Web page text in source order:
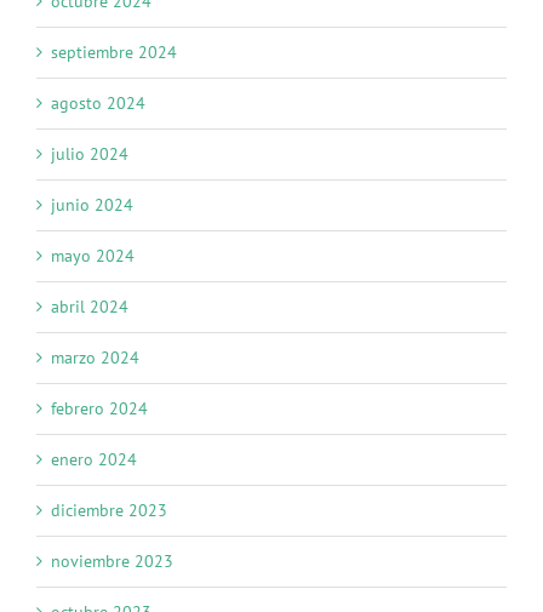
septiembre 2024
agosto 2024
julio 2024
junio 2024
mayo 2024
abril 2024
marzo 2024
febrero 2024
enero 2024
diciembre 2023
noviembre 2023